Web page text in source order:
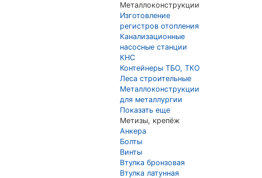
Металлоконструкции
Изготовление
регистров отопления
Канализационные
насосные станции
КНС
Контейнеры ТБО, ТКО
Леса строительные
Металлоконструкции
для металлургии
Показать еще
Метизы, крепёж
Анкера
Болты
Винты
Втулка бронзовая
Втулка латунная